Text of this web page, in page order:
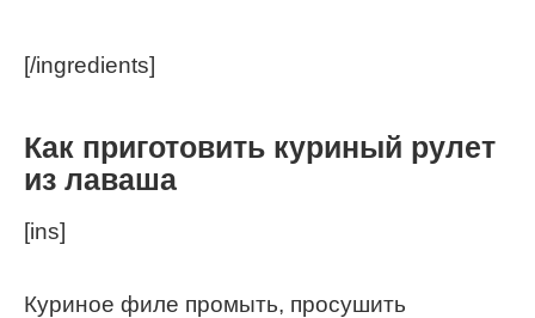
[/ingredients]
Как приготовить куриный рулет
из лаваша
[ins]
Куриное филе промыть, просушить